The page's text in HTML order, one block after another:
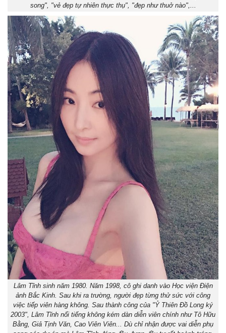
song", "vẻ đẹp tự nhiên thực thụ", "đẹp như thuở nào",...
Lâm Tĩnh sinh năm 1980. Năm 1998, cô ghi danh vào Học viện Điện
ảnh Bắc Kinh. Sau khi ra trường, người đẹp từng thử sức với công
việc tiếp viên hàng không. Sau thành công của "Ỷ Thiên Đồ Long ký
2003", Lâm Tĩnh nổi tiếng không kém dàn diễn viên chính như Tô Hữu
Bằng, Giả Tịnh Văn, Cao Viên Viên... Dù chỉ nhận được vai diễn phụ